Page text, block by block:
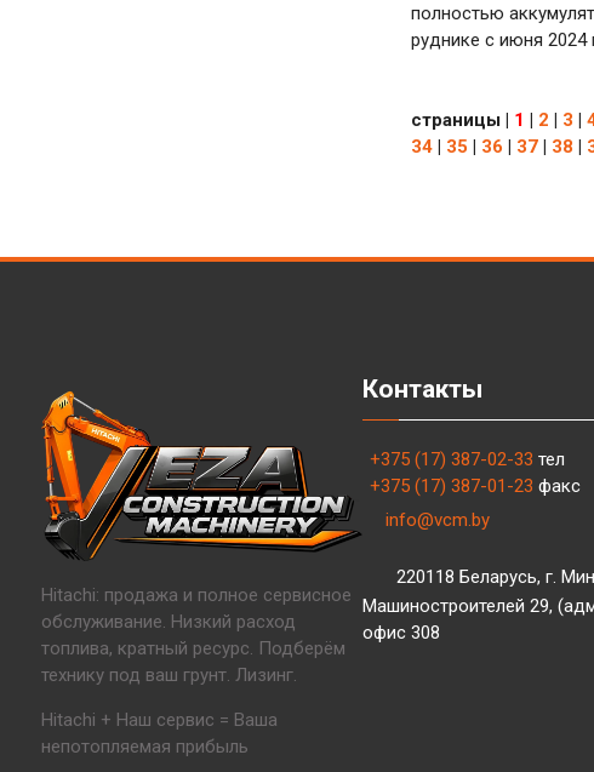
полностью
руднике с июня 2024
страницы 1 2 3
34| 35 36 37| 38
Hitachi: продажа и полное сервисное
обслуживание. Низкий расход
топлива, кратный ресурс. Подберём
технику под ваш грунт. Лизинг.
Hitachi + Наш сервис = Ваша
непотопляемая прибыль
Контакты
+375 (17) 387-02-33 тел
+375 (17) 387-01-23 факс
info@vcm.by
220118 Беларусь, г.
Машиностроителей 29,
офис 308